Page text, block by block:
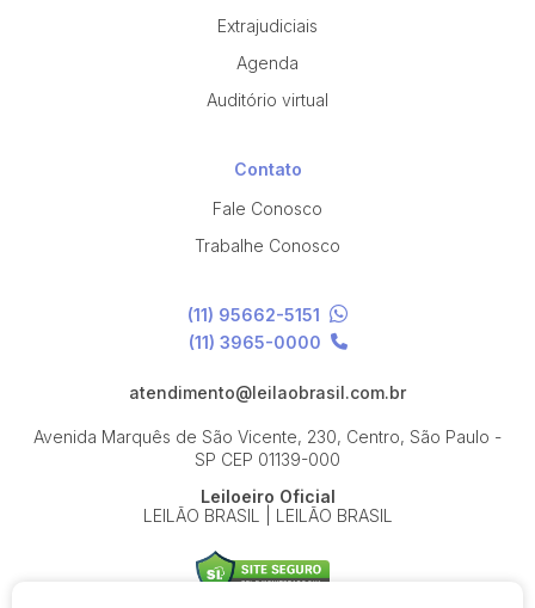
Extrajudiciais
Agenda
Auditório virtual
Contato
Fale Conosco
Trabalhe Conosco
(11) 95662-5151
(11) 3965-0000
atendimento@leilaobrasil.com.br
Avenida Marquês de São Vicente, 230, Centro, São Paulo -
SP CEP 01139-000
Leiloeiro Oficial
LEILÃO BRASIL | LEILÃO BRASIL